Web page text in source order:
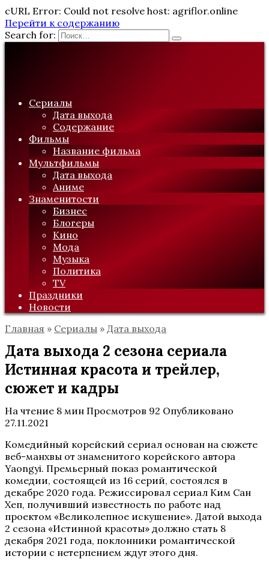
cURL Error: Could not resolve host: agriflor.online
Перейти к содержанию
Search for:
Сериалы
Дата выхода
Содержание
Фильмы
Название фильма
Мультфильмы
Дата выхода
Аниме
Знаменитости
Бизнес
Блогеры
Кино
Мода
Музыка
Политика
TV
Праздники
Новости
Главная » Сериалы » Дата выхода
Дата выхода 2 сезона сериала
Истинная красота и трейлер,
сюжет и кадры
На чтение 8 мин Просмотров 92 Опубликовано
27.11.2021
Комедийный корейский сериал основан на сюжете
веб-манхвы от знаменитого корейского автора
Yaongyi. Премьерный показ романтической
комедии, состоящей из 16 серий, состоялся в
декабре 2020 года. Режиссировал сериал Ким Сан
Хеп, получивший известность по работе над
проектом «Великолепное искушение». Датой выхода
2 сезона «Истинной красоты» должно стать 8
декабря 2021 года, поклонники романтической
истории с нетерпением ждут этого дня.